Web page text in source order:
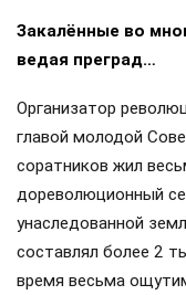
Закалённые во
ведая преград…
Организатор
главой молодой
соратников жил
дореволюционный
унаследованной
составлял более 2
время весьма